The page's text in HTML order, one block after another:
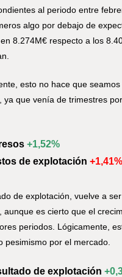
al periodo entre
algo por debajo de
8.274M€ respecto a los
esto no hace que
ya que venía de trimestres
+1,52%
de explotación +1,41%
de explotación, vuelve a
aunque es cierto que el
periodos. Lógicamente,
pesimismo por el mercado.
de explotación